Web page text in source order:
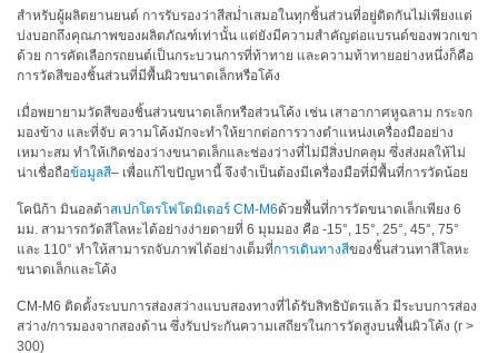
พิมพ์
และ
งาน
สิ่ง
ทอ
สินค้า
การ
วัด
การ
สำหรับผู้ผลิตยานยนต์ การรับรองว่าสีสม่ำเสมอในทุกชิ้นส่วนที่อยู่ติดกันไม่เพียงแต่
บ่งบอกถึงคุณภาพของผลิตภัณฑ์เท่านั้น แต่ยังมีความสำคัญต่อแบรนด์ของพวกเขา
ด้วย การคัดเลือกรถยนต์เป็นกระบวนการที่ท้าทาย และความท้าทายอย่างหนึ่งก็คือ
การวัดสีของชิ้นส่วนที่มีพื้นผิวขนาดเล็กหรือโค้ง
เมื่อพยายามวัดสีของชิ้นส่วนขนาดเล็กหรือส่วนโค้ง เช่น เสาอากาศหูฉลาม กระจก
มองข้าง และที่จับ ความโค้งมักจะทำให้ยากต่อการวางตำแหน่งเครื่องมืออย่าง
เหมาะสม ทำให้เกิดช่องว่างขนาดเล็กและช่องว่างที่ไม่มีสิ่งปกคลุม ซึ่งส่งผลให้ไม่
น่าเชื่อถือข้อมูลสี– เพื่อแก้ไขปัญหานี้ จึงจำเป็นต้องมีเครื่องมือที่มีพื้นที่การวัดน้อย
โคนิก้า มินอลต้าสเปกโตรโฟโตมิเตอร์ CM-M6ด้วยพื้นที่การวัดขนาดเล็กเพียง 6
มม. สามารถวัดสีโลหะได้อย่างง่ายดายที่ 6 มุมมอง คือ -15°, 15°, 25°, 45°, 75°
และ 110° ทำให้สามารถจับภาพได้อย่างเต็มที่การเดินทางสีของชิ้นส่วนทาสีโลหะ
ขนาดเล็กและโค้ง
CM-M6 ติดตั้งระบบการส่องสว่างแบบสองทางที่ได้รับสิทธิบัตรแล้ว มีระบบการส่อง
สว่าง/การมองจากสองด้าน ซึ่งรับประกันความเสถียรในการวัดสูงบนพื้นผิวโค้ง (r >
300)